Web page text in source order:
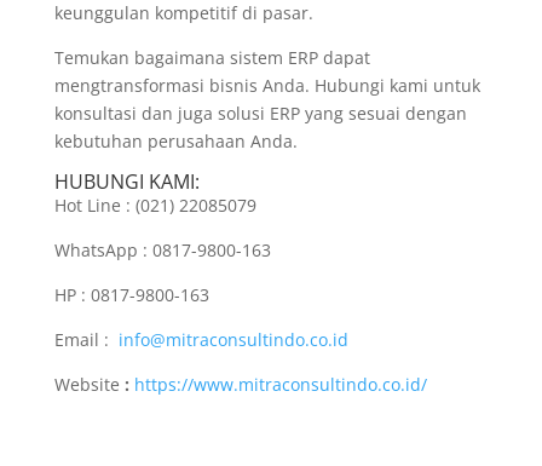
keunggulan kompetitif di pasar.
Temukan bagaimana sistem ERP dapat
mengtransformasi bisnis Anda. Hubungi kami untuk
konsultasi dan juga solusi ERP yang sesuai dengan
kebutuhan perusahaan Anda.
HUBUNGI KAMI:
Hot Line : (021) 22085079
WhatsApp : 0817-9800-163
HP : 0817-9800-163
Email : info@mitraconsultindo.co.id
Website : https://www.mitraconsultindo.co.id/